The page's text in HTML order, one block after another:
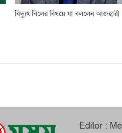
বিদ্যুৎ বিলের বিষয়ে যা বললেন আজহারী
Editor :